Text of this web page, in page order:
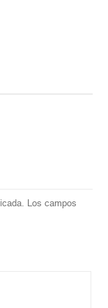
Los campos